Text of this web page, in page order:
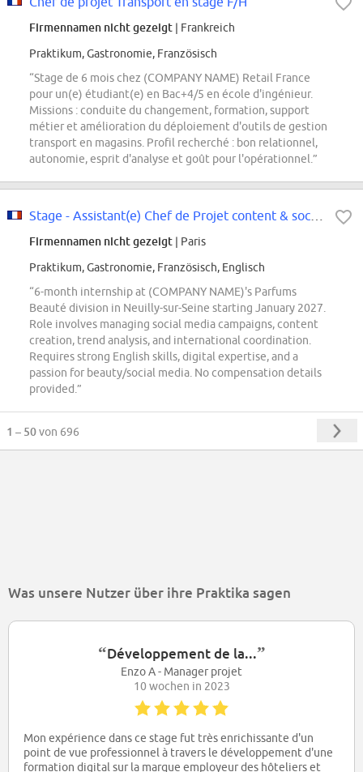
Firmennamen nicht gezeigt | Frankreich
Praktikum, Gastronomie, Französisch
“Stage de 6 mois chez (COMPANY NAME) Retail France
pour un(e) étudiant(e) en Bac+4/5 en école d'ingénieur.
Missions : conduite du changement, formation, support
métier et amélioration du déploiement d'outils de gestion
transport en magasins. Profil recherché : bon relationnel,
autonomie, esprit d'analyse et goût pour l'opérationnel.”
Firmennamen nicht gezeigt | Paris
Praktikum, Gastronomie, Französisch, Englisch
“6-month internship at (COMPANY NAME)'s Parfums
Beauté division in Neuilly-sur-Seine starting January 2027.
Role involves managing social media campaigns, content
creation, trend analysis, and international coordination.
Requires strong English skills, digital expertise, and a
passion for beauty/social media. No compensation details
provided.”
1 – 50von 696
Was unsere Nutzer über ihre Praktika sagen
“Développement de la...”
Enzo A - Manager projet
10 wochen in 2023
Mon expérience dans ce stage fut très enrichissante d'un
point de vue professionnel à travers le développement d'une
formation digital sur la marque employeur des hôteliers et